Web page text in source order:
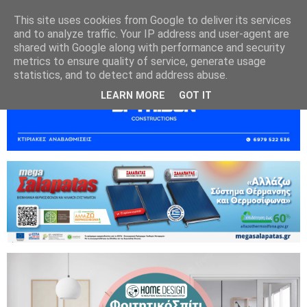
This site uses cookies from Google to deliver its services
and to analyze traffic. Your IP address and user-agent are
shared with Google along with performance and security
metrics to ensure quality of service, generate usage
statistics, and to detect and address abuse.
LEARN MORE GOT IT